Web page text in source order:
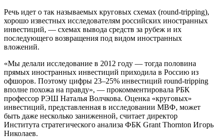
Речь идет о так называемых круговых схемах (round-tripping),
хорошо известных исследователям российских иностранных
инвестиций, — схемах вывода средств за рубеж и их
последующего возвращения под видом иностранных
вложений.
«Мы делали исследование в 2012 году — тогда половина
прямых иностранных инвестиций приходила в Россию из
офшоров. Поэтому цифры 23–25% инвестиций round-tripping
вполне похожа на правду», — прокомментировала РБК
профессор РЭШ Наталья Волчкова. Оценка «круговых»
инвестиций, представленная в исследовании МВФ, может
быть даже несколько заниженной, считает директор
Института стратегического анализа ФБК Grant Thornton Игорь
Николаев.